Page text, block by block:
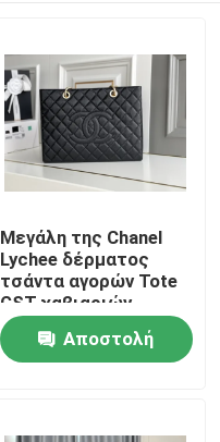
Μεγάλη της Chanel
Lychee δέρματος
τσάντα αγορών Tote
GST χαβιαριών
μεγάλη
Αποστολή